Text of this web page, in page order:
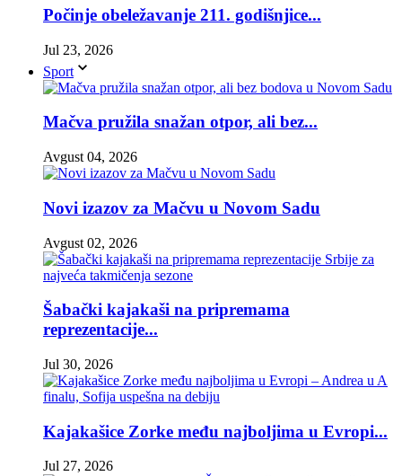
Počinje obeležavanje 211. godišnjice...
Jul 23, 2026
Sport
Mačva pružila snažan otpor, ali bez...
Avgust 04, 2026
Novi izazov za Mačvu u Novom Sadu
Avgust 02, 2026
Šabački kajakaši na pripremama
reprezentacije...
Jul 30, 2026
Kajakašice Zorke među najboljima u Evropi...
Jul 27, 2026